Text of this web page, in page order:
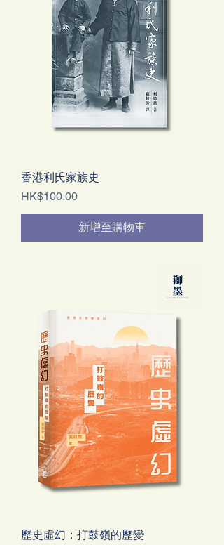
香港利氏家族史
價格
HK$100.00
新增至購物車
歷史虛幻：打鼓嶺的歷變